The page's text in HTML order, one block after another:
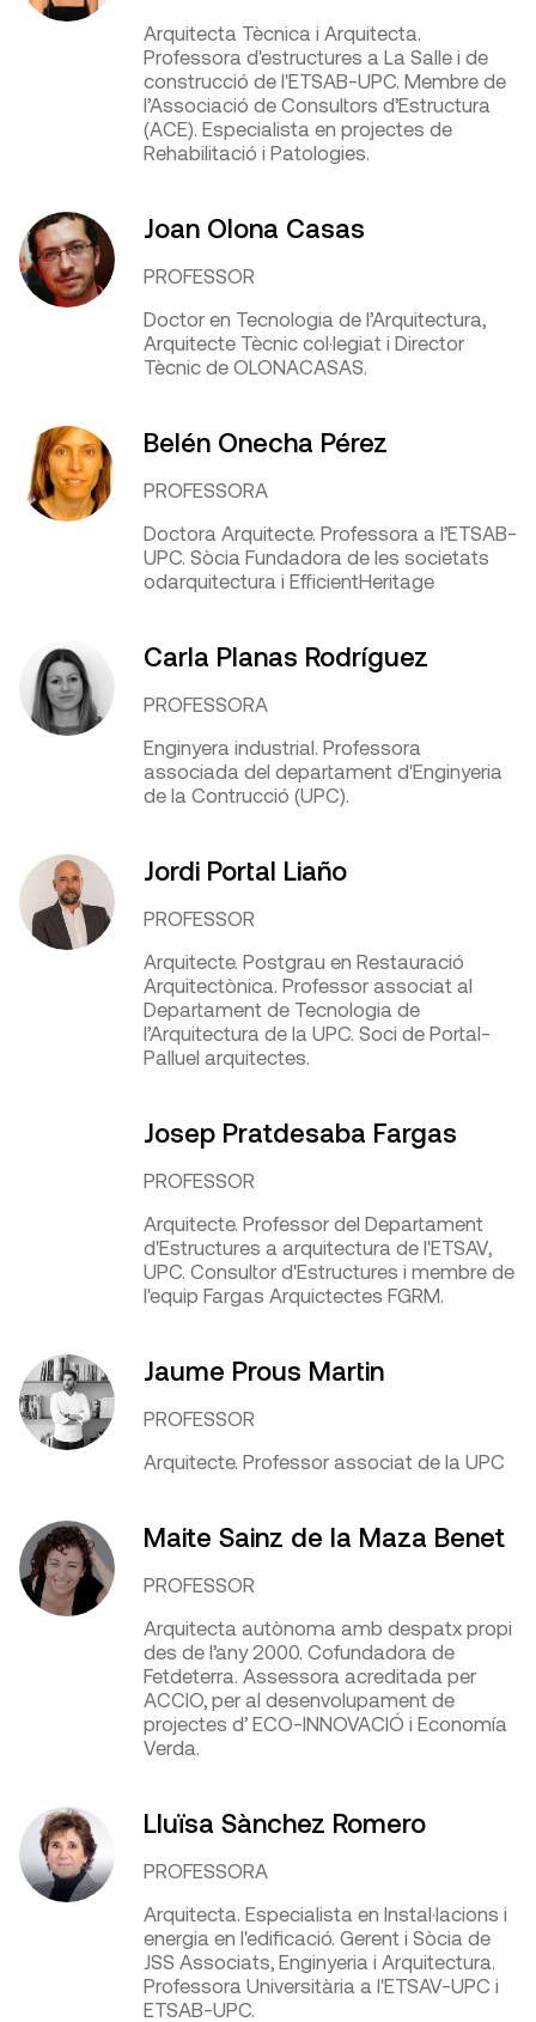
Arquitecta Tècnica i Arquitecta.
Professora d'estructures a La Salle i de
construcció de l'ETSAB-UPC. Membre de
l’Associació de Consultors d’Estructura
(ACE). Especialista en projectes de
Rehabilitació i Patologies.
Joan Olona Casas
PROFESSOR
Doctor en Tecnologia de l’Arquitectura,
Arquitecte Tècnic col·legiat i Director
Tècnic de OLONACASAS.
Belén Onecha Pérez
PROFESSORA
Doctora Arquitecte. Professora a l’ETSAB-
UPC. Sòcia Fundadora de les societats
odarquitectura i EfficientHeritage
Carla Planas Rodríguez
PROFESSORA
Enginyera industrial. Professora
associada del departament d'Enginyeria
de la Contrucció (UPC).
Jordi Portal Liaño
PROFESSOR
Arquitecte. Postgrau en Restauració
Arquitectònica. Professor associat al
Departament de Tecnologia de
l’Arquitectura de la UPC. Soci de Portal-
Palluel arquitectes.
Josep Pratdesaba Fargas
PROFESSOR
Arquitecte. Professor del Departament
d'Estructures a arquitectura de l'ETSAV,
UPC. Consultor d'Estructures i membre de
l'equip Fargas Arquictectes FGRM.
Jaume Prous Martin
PROFESSOR
Arquitecte. Professor associat de la UPC
Maite Sainz de la Maza Benet
PROFESSOR
Arquitecta autònoma amb despatx propi
des de l’any 2000. Cofundadora de
Fetdeterra. Assessora acreditada per
ACCIO, per al desenvolupament de
projectes d’ ECO-INNOVACIÓ i Economía
Verda.
Lluïsa Sànchez Romero
PROFESSORA
Arquitecta. Especialista en Instal·lacions i
energia en l'edificació. Gerent i Sòcia de
JSS Associats, Enginyeria i Arquitectura.
Professora Universitària a l'ETSAV-UPC i
ETSAB-UPC.